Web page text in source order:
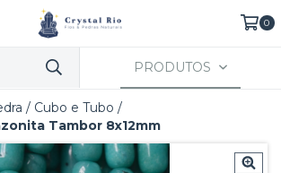
0
PRODUTOS
/ Cubo e Tubo /
Tambor 8x12mm